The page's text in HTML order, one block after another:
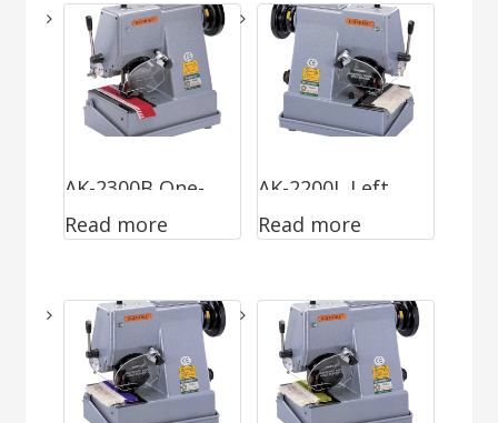
AK-2300B One-
Thread
Read more
AK-2200L Left
Hand
Read more